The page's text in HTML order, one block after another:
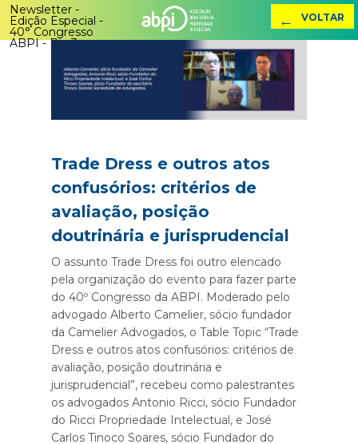
Newsletter -
Edição Especial -
40° Congresso
ABPI - Dia 3
← VOLTAR
Trade Dress e outros atos
confusórios: critérios de
avaliação, posição
doutrinária e jurisprudencial
O assunto Trade Dress foi outro elencado
pela organização do evento para fazer parte
do 40º Congresso da ABPI. Moderado pelo
advogado Alberto Camelier, sócio fundador
da Camelier Advogados, o Table Topic “Trade
Dress e outros atos confusórios: critérios de
avaliação, posição doutrinária e
jurisprudencial”, recebeu como palestrantes
os advogados Antonio Ricci, sócio Fundador
do Ricci Propriedade Intelectual, e José
Carlos Tinoco Soares, sócio Fundador do